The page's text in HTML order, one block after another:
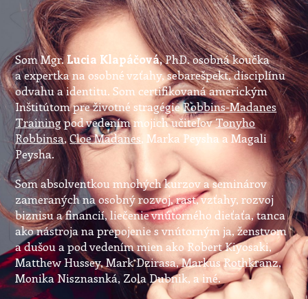
Som Mgr.Lucia Klapáčová,PhD. osobná koučka
a expertka na osobné vzťahy, sebarešpekt, disciplínu
odvahu a identitu. Som certifikovaná americkým
Inštitútom pre životné stragégieRobbins-Madanes
Trainingpod vedením mojich učiteľovTonyho
Robbinsa,Cloe Madanes, Marka Peysha a Magali
Peysha.
Som absolventkou mnohých kurzov a seminárov
zameraných na osobný rozvoj, rast, vzťahy, rozvoj
biznisu a financií, liečenie vnútorného dieťaťa, tanca
ako nástroja na prepojenie s vnútorným ja, ženstvom
a dušou a pod vedením mien ako Robert Kiyosaki,
Matthew Hussey, Mark Dzirasa, Markus Rothkranz,
Monika Nisznasnká, Zola Dubnik, a iné.